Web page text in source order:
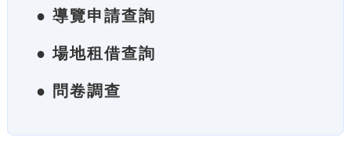
● 導覽申請查詢
● 場地租借查詢
● 問卷調查